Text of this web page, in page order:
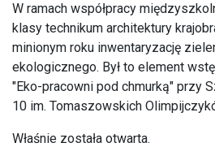
W ramach współpracy
klasy technikum architektury
minionym roku inwentaryzację
ekologicznego. Był to element
"Eko-pracowni pod chmurką" przy
10 im. Tomaszowskich
Właśnie została otwarta.